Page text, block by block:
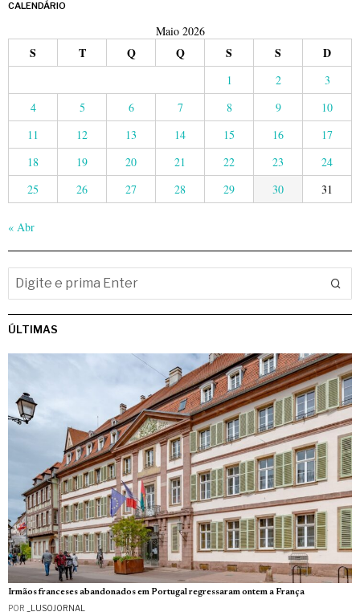
CALENDÁRIO
Maio 2026
S T Q Q S S D
1 2
3
4
5 6 7 8 9
10
11
12 13 14 15 16
17
18
19 20 21 22 23
24
25
26 27 28 29 30 31
« Abr
ÚLTIMAS
Irmãos franceses abandonados em Portugal regressaram ontem a França
POR _LUSOJORNAL